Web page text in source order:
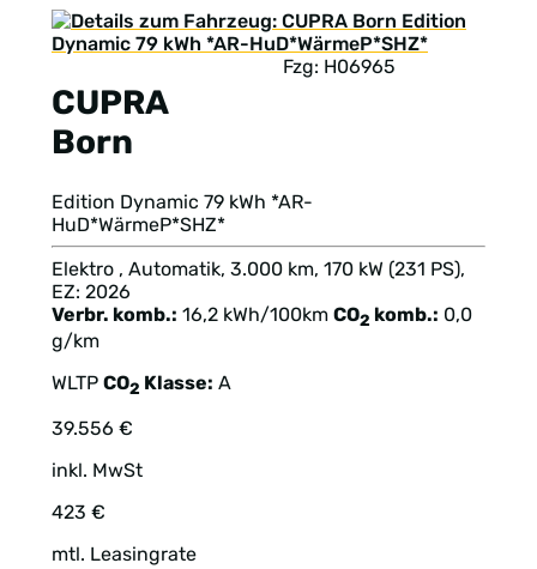
CUPRA
Born
Fzg: H06965
Edition Dynamic 79 kWh *AR-
HuD*WärmeP*SHZ*
Elektro , Automatik, 3.000 km, 170 kW (231 PS),
EZ: 2026
Verbr. komb.: 16,2 kWh/100km CO2 komb.: 0,0
g/km
WLTP CO2 Klasse: A
39.556 €
inkl. MwSt
423 €
mtl. Leasingrate